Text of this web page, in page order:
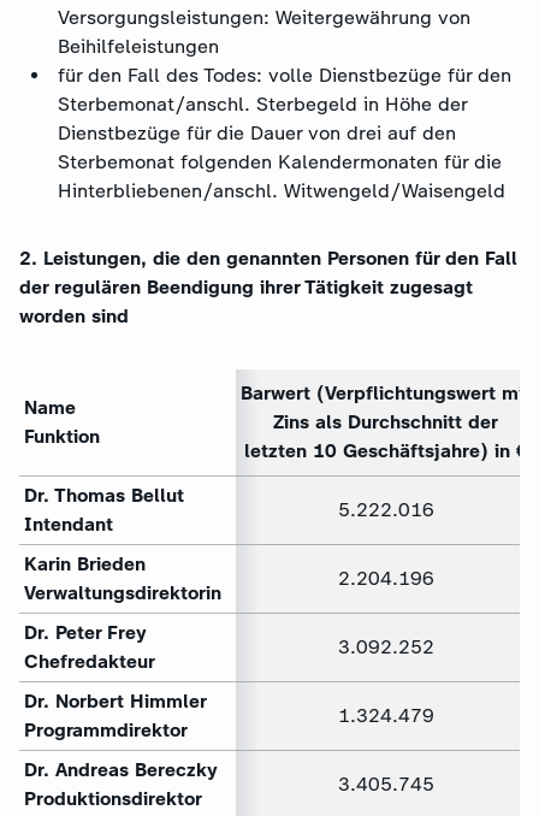
Versorgungsleistungen: Weitergewährung von
Beihilfeleistungen
für den Fall des Todes: volle Dienstbezüge für den
Sterbemonat/anschl. Sterbegeld in Höhe der
Dienstbezüge für die Dauer von drei auf den
Sterbemonat folgenden Kalendermonaten für die
Hinterbliebenen/anschl. Witwengeld/Waisengeld
2. Leistungen, die den genannten Personen für den Fall
der regulären Beendigung ihrer Tätigkeit zugesagt
worden sind
Name
Funktion
Barwert (Verpflichtungswert mit
Zins als Durchschnitt der
letzten 10 Geschäftsjahre) in €
Dr. Thomas Bellut
Intendant
5.222.016
Karin Brieden
Verwaltungsdirektorin
2.204.196
Dr. Peter Frey
Chefredakteur
3.092.252
Dr. Norbert Himmler
Programmdirektor
1.324.479
Dr. Andreas Bereczky
Produktionsdirektor
3.405.745